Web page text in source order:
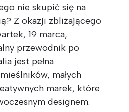
nie skupić się na
Z okazji zbliżającego
19 marca,
przewodnik po
jest pełna
małych
marek, które
designem.